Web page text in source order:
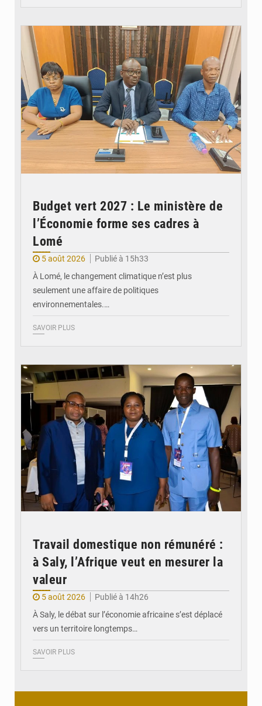
Budget vert 2027 : Le ministère de
l’Économie forme ses cadres à
Lomé
5 août 2026
Publié à 15h33
À Lomé, le changement climatique n’est plus
seulement une affaire de politiques
environnementales.…
SAVOIR PLUS
Travail domestique non rémunéré :
à Saly, l’Afrique veut en mesurer la
valeur
5 août 2026
Publié à 14h26
À Saly, le débat sur l’économie africaine s’est déplacé
vers un territoire longtemps…
SAVOIR PLUS